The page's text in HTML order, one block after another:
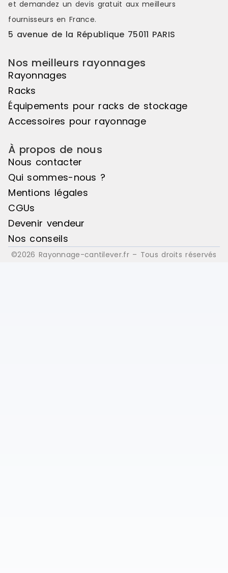
et demandez un devis gratuit aux meilleurs
fournisseurs en France.
5 avenue de la République 75011 PARIS
Nos meilleurs rayonnages
Rayonnages
Racks
Équipements pour racks de stockage
Accessoires pour rayonnage
À propos de nous
Nous contacter
Qui sommes-nous ?
Mentions légales
CGUs
Devenir vendeur
Nos conseils
©2026 Rayonnage-cantilever.fr – Tous droits réservés